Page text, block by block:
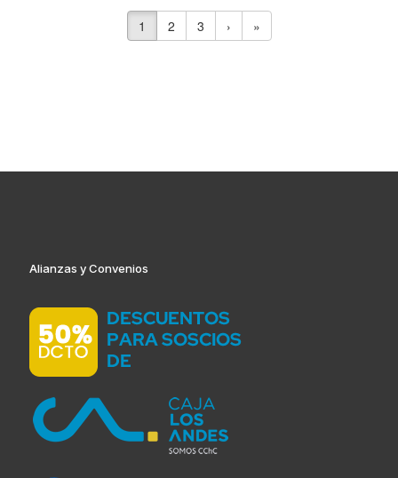
1 2 3 › »
Alianzas y Convenios